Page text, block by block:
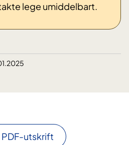
lege umiddelbart.
PDF-utskrift